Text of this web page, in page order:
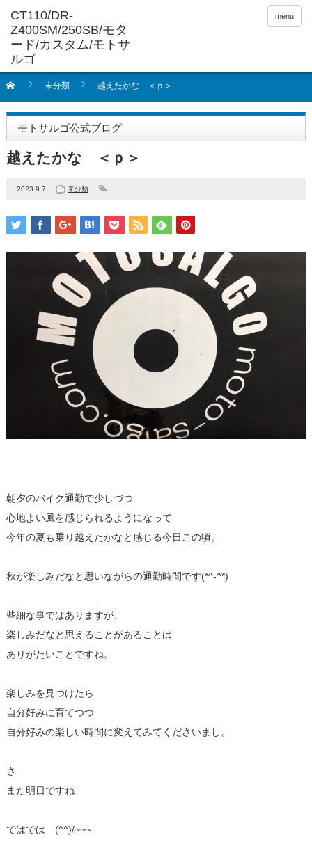
menu
未分類 越えたかな ＜ｐ＞
モトサルゴ公式ブログ
越えたかな ＜ｐ＞
2023.9.7 未分類
朝夕のバイク通勤で少しづつ
心地よい風を感じられるようになって
今年の夏も乗り越えたかなと感じる今日この頃。
秋が楽しみだなと思いながらの通勤時間です(*^-^*)
些細な事ではありますが、
楽しみだなと思えることがあることは
ありがたいことですね。
楽しみを見つけたら
自分好みに育てつつ
自分好みの楽しい時間に変えてみてくださいまし。
さ
また明日ですね
ではでは (^^)/~~~